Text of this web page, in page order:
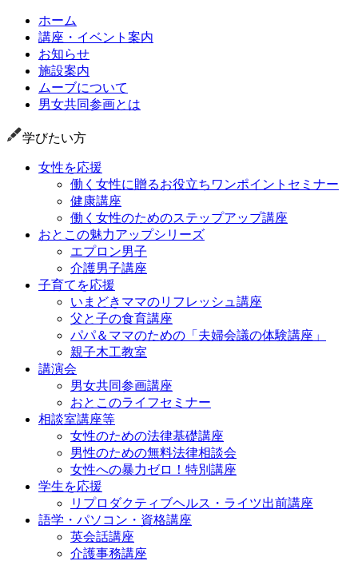
ホーム
講座・イベント案内
お知らせ
施設案内
ムーブについて
男女共同参画とは
学びたい方
女性を応援
働く女性に贈るお役立ちワンポイントセミナー
健康講座
働く女性のためのステップアップ講座
おとこの魅力アップシリーズ
エプロン男子
介護男子講座
子育てを応援
いまどきママのリフレッシュ講座
父と子の食育講座
パパ＆ママのための「夫婦会議の体験講座」
親子木工教室
講演会
男女共同参画講座
おとこのライフセミナー
相談室講座等
女性のための法律基礎講座
男性のための無料法律相談会
女性への暴力ゼロ！特別講座
学生を応援
リプロダクティブヘルス・ライツ出前講座
語学・パソコン・資格講座
英会話講座
介護事務講座